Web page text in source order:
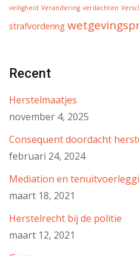
veiligheid Verandering verdachten
strafvordering
Recent
Herstelmaatjes
november 4, 2025
Consequent doordacht
februari 24, 2024
Mediation en
maart 18, 2021
Herstelrecht bij de politie
maart 12, 2021